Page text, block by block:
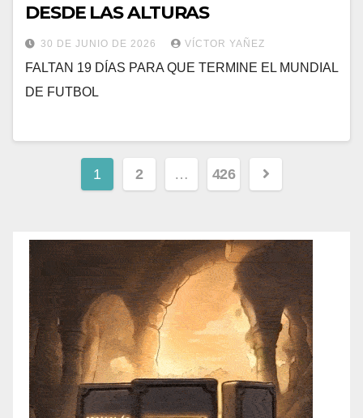
DESDE LAS ALTURAS
30 DE JUNIO DE 2026 VÍCTOR YAÑEZ
FALTAN 19 DÍAS PARA QUE TERMINE EL MUNDIAL
DE FUTBOL
1 2 … 426